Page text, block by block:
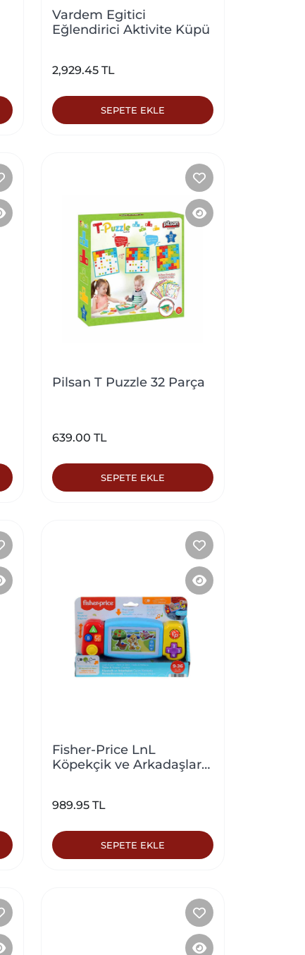
Vardem Egitici
Eğlendirici Aktivite Küpü
2,929.45 TL
SEPETE EKLE
Pilsan T Puzzle 32 Parça
639.00 TL
SEPETE EKLE
Fisher-Price LnL
Köpekçik ve Arkadaşları
989.95 TL
SEPETE EKLE